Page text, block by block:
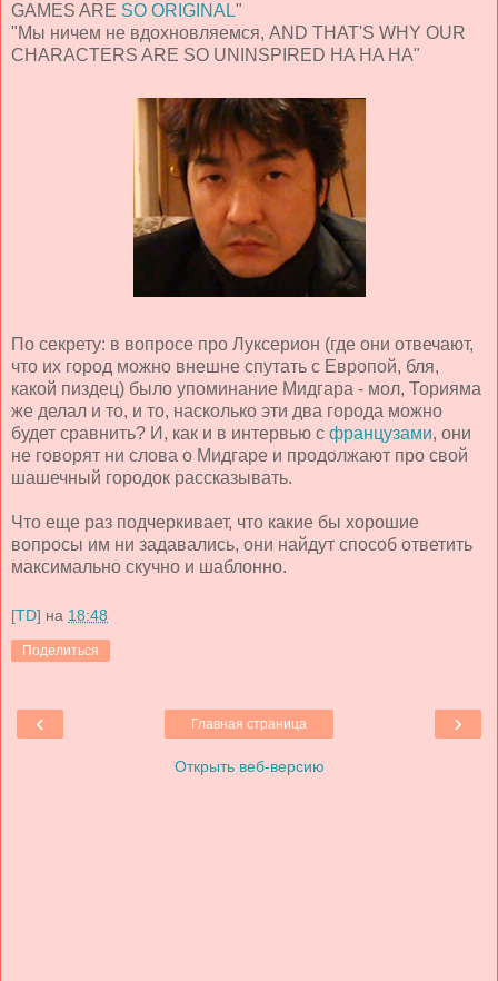
GAMES ARE SO ORIGINAL"
"Мы ничем не вдохновляемся, AND THAT'S WHY OUR
CHARACTERS ARE SO UNINSPIRED HA HA HA"
По секрету: в вопросе про Луксерион (где они отвечают,
что их город можно внешне спутать с Европой, бля,
какой пиздец) было упоминание Мидгара - мол, Торияма
же делал и то, и то, насколько эти два города можно
будет сравнить? И, как и в интервью с французами, они
не говорят ни слова о Мидгаре и продолжают про свой
шашечный городок рассказывать.
Что еще раз подчеркивает, что какие бы хорошие
вопросы им ни задавались, они найдут способ ответить
максимально скучно и шаблонно.
[TD] на 18:48
Поделиться
‹ ›
Главная страница
Открыть веб-версию